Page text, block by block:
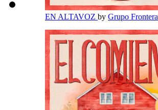
EN ALTAVOZ by Grupo Frontera